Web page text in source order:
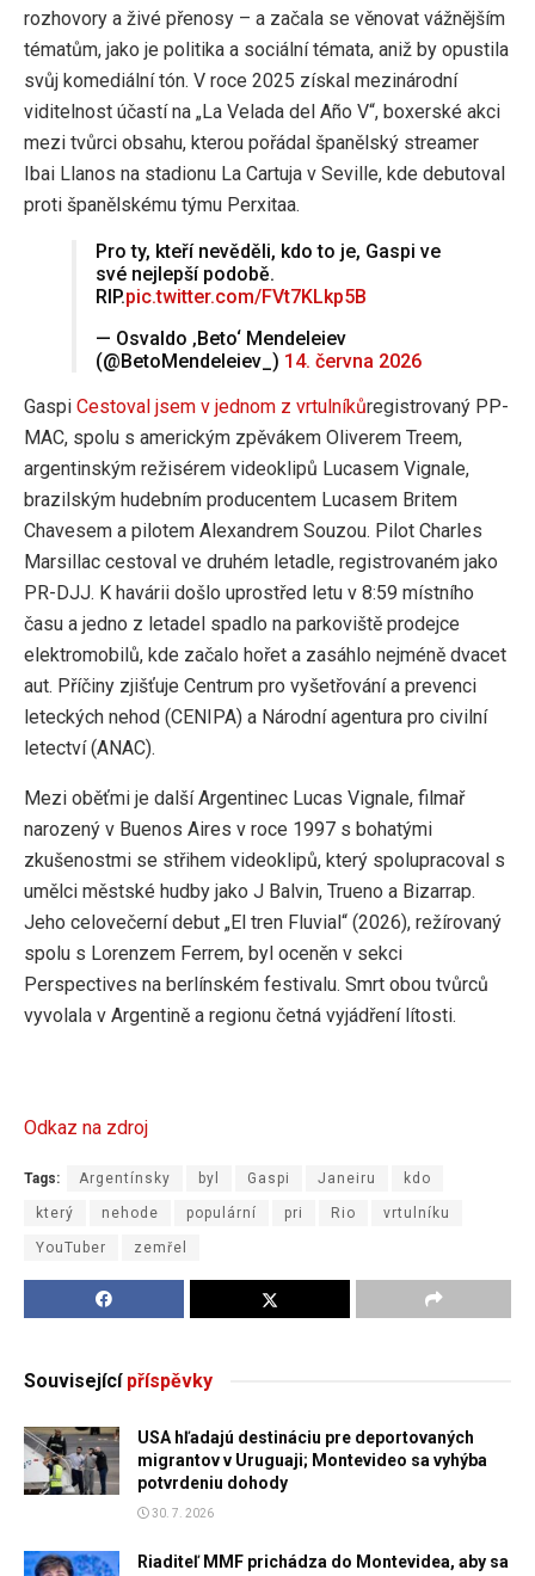
rozhovory a živé přenosy – a začala se věnovat vážnějším
tématům, jako je politika a sociální témata, aniž by opustila
svůj komediální tón. V roce 2025 získal mezinárodní
viditelnost účastí na „La Velada del Año V“, boxerské akci
mezi tvůrci obsahu, kterou pořádal španělský streamer
Ibai Llanos na stadionu La Cartuja v Seville, kde debutoval
proti španělskému týmu Perxitaa.
Pro ty, kteří nevěděli, kdo to je, Gaspi ve
své nejlepší podobě.
RIP.pic.twitter.com/FVt7KLkp5B
— Osvaldo ‚Beto‘ Mendeleiev
(@BetoMendeleiev_) 14. června 2026
Gaspi Cestoval jsem v jednom z vrtulníkůregistrovaný PP-
MAC, spolu s americkým zpěvákem Oliverem Treem,
argentinským režisérem videoklipů Lucasem Vignale,
brazilským hudebním producentem Lucasem Britem
Chavesem a pilotem Alexandrem Souzou. Pilot Charles
Marsillac cestoval ve druhém letadle, registrovaném jako
PR-DJJ. K havárii došlo uprostřed letu v 8:59 místního
času a jedno z letadel spadlo na parkoviště prodejce
elektromobilů, kde začalo hořet a zasáhlo nejméně dvacet
aut. Příčiny zjišťuje Centrum pro vyšetřování a prevenci
leteckých nehod (CENIPA) a Národní agentura pro civilní
letectví (ANAC).
Mezi oběťmi je další Argentinec Lucas Vignale, filmař
narozený v Buenos Aires v roce 1997 s bohatými
zkušenostmi se střihem videoklipů, který spolupracoval s
umělci městské hudby jako J Balvin, Trueno a Bizarrap.
Jeho celovečerní debut „El tren Fluvial“ (2026), režírovaný
spolu s Lorenzem Ferrem, byl oceněn v sekci
Perspectives na berlínském festivalu. Smrt obou tvůrců
vyvolala v Argentině a regionu četná vyjádření lítosti.
Odkaz na zdroj
Tags: Argentínsky byl Gaspi Janeiru kdo
který nehode populární pri Rio vrtulníku
YouTuber zemřel
Souvisejícípříspěvky
USA hľadajú destináciu pre deportovaných
migrantov v Uruguaji; Montevideo sa vyhýba
potvrdeniu dohody
30. 7. 2026
Riaditeľ MMF prichádza do Montevidea, aby sa